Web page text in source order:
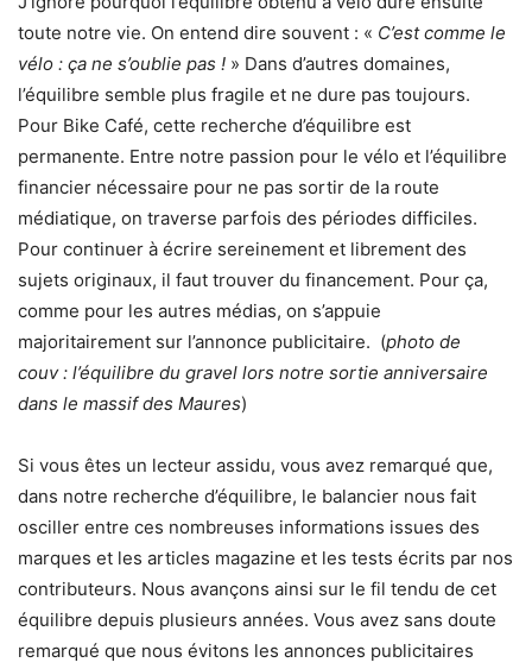
toute notre vie. On entend dire souvent : « C’est comme le
vélo : ça ne s’oublie pas ! » Dans d’autres domaines,
l’équilibre semble plus fragile et ne dure pas toujours.
Pour Bike Café, cette recherche d’équilibre est
permanente. Entre notre passion pour le vélo et l’équilibre
financier nécessaire pour ne pas sortir de la route
médiatique, on traverse parfois des périodes difficiles.
Pour continuer à écrire sereinement et librement des
sujets originaux, il faut trouver du financement. Pour ça,
comme pour les autres médias, on s’appuie
majoritairement sur l’annonce publicitaire. (photo de
couv : l’équilibre du gravel lors notre sortie anniversaire
dans le massif des Maures)
Si vous êtes un lecteur assidu, vous avez remarqué que,
dans notre recherche d’équilibre, le balancier nous fait
osciller entre ces nombreuses informations issues des
marques et les articles magazine et les tests écrits par nos
contributeurs. Nous avançons ainsi sur le fil tendu de cet
équilibre depuis plusieurs années. Vous avez sans doute
remarqué que nous évitons les annonces publicitaires